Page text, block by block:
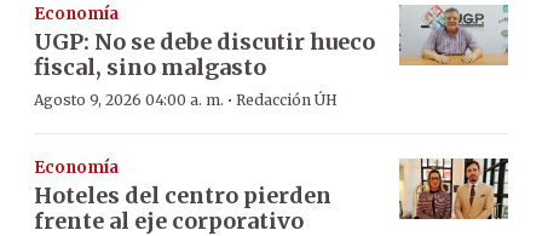
Economía
UGP: No se debe discutir hueco
fiscal, sino malgasto
Agosto 9, 2026 04:00 a. m. · Redacción ÚH
Economía
Hoteles del centro pierden
frente al eje corporativo